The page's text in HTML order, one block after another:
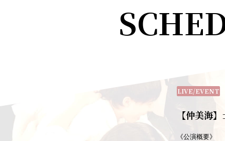
LIVE/EVENT
【仲美海
《公演概要》